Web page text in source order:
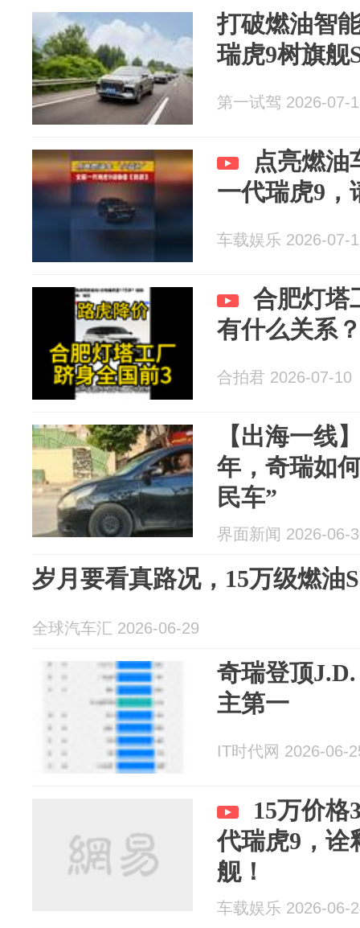
打破燃油智
瑞虎9树旗舰
第一试驾 2026-07-
点亮燃油
一代瑞虎9，
车载娱乐 2026-07-
合肥灯塔
有什么关系
合拍君 2026-07-10
【出海一线
年，奇瑞如
民车”
界面新闻 2026-06-
岁月要看真路况，15万级燃油
全球汽车汇 2026-06-29
奇瑞登顶
主第一
IT时代网 2026-06-
15万价格
代瑞虎9，诠
舰！
车载娱乐 2026-06-